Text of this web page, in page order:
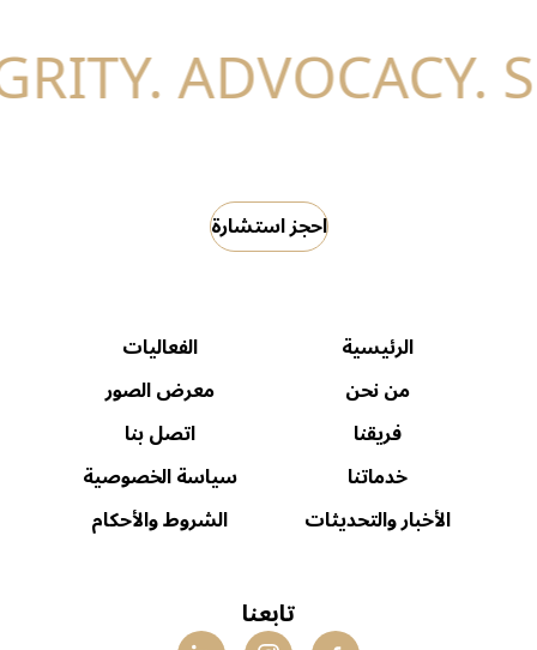
احجز استشارة
الرئيسية
من نحن
فريقنا
خدماتنا
الأخبار والتحديثات
الفعاليات
معرض الصور
اتصل بنا
سياسة الخصوصية
الشروط والأحكام
تابعنا